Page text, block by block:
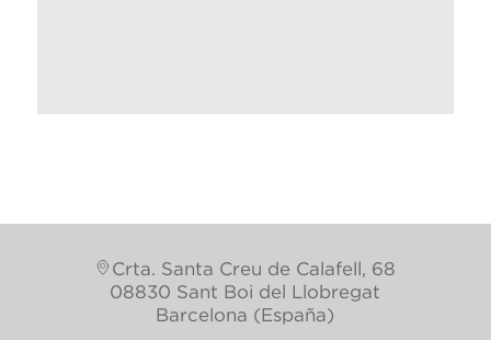
Crta. Santa Creu de Calafell, 68
08830 Sant Boi del Llobregat
Barcelona (España)